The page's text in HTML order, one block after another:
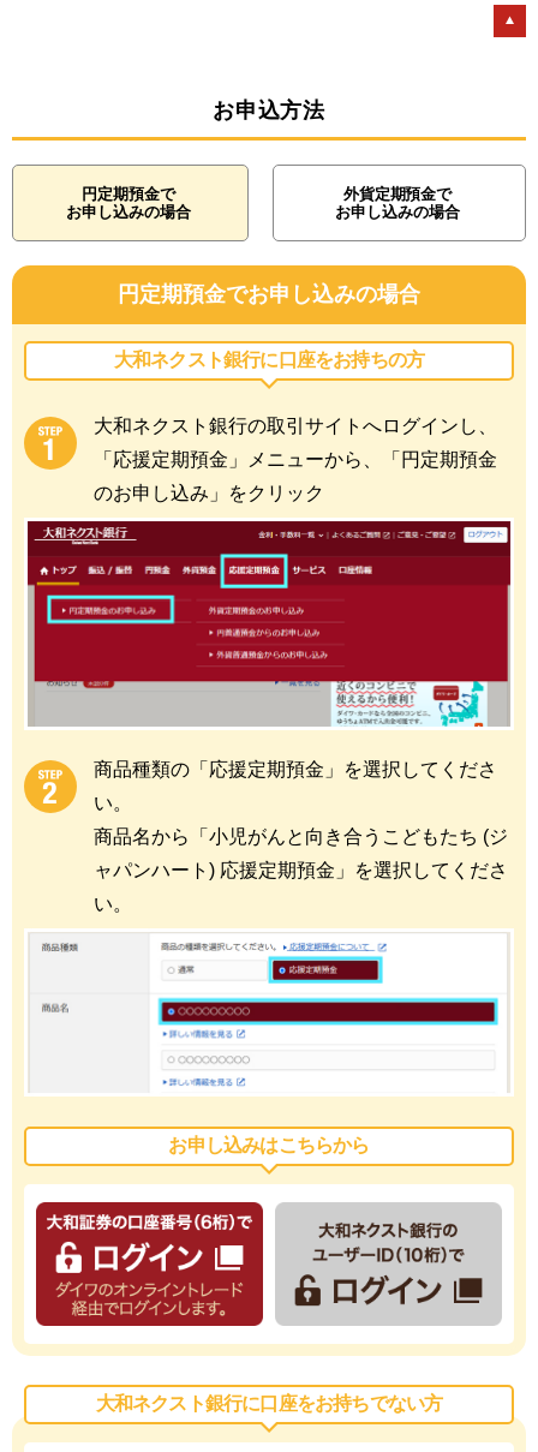
お申込方法
円定期預金で
お申し込みの場合
外貨定期預金で
お申し込みの場合
円定期預金でお申し込みの場合
大和ネクスト銀行に 口座をお持ちの方
大和ネクスト銀行の取引サイトへログインし、
「応援定期預金」メニューから、「円定期預金
のお申し込み」をクリック
商品種類の「応援定期預金」を選択してくださ
い。
商品名から「小児がんと向き合うこどもたち (ジ
ャパンハート) 応援定期預金」を選択してくださ
い。
お申し込みはこちらから
大和ネクスト銀行に口座をお持ちでない方